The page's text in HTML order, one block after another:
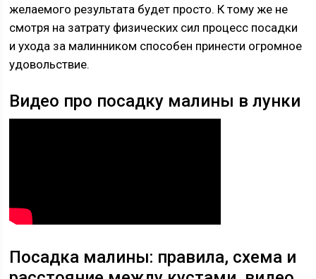
желаемого результата будет просто. К тому же не
смотря на затрату физических сил процесс посадки
и ухода за малинником способен принести огромное
удовольствие.
Видео про посадку малины в лунки
Посадка малины: правила, схема и